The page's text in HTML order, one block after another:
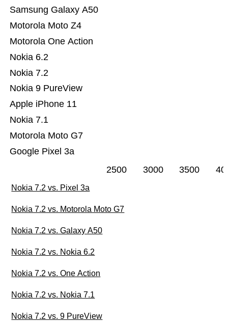
Google Pixel 3a
Motorola Moto G7
Nokia 7.1
Apple iPhone 11
Nokia 9 PureView
Nokia 7.2
Nokia 6.2
Motorola One Action
Motorola Moto Z4
Samsung Galaxy A50
2500 3000 3500
Nokia 7.2 vs. Pixel 3a
Nokia 7.2 vs. Motorola Moto G7
Nokia 7.2 vs. Galaxy A50
Nokia 7.2 vs. Nokia 6.2
Nokia 7.2 vs. One Action
Nokia 7.2 vs. Nokia 7.1
Nokia 7.2 vs. 9 PureView